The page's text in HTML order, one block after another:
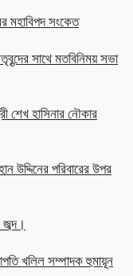
মহাবিপদ সংকেত
সাথে মতবিনিময় সভা
শেখ হাসিনার নৌকার
উদ্দিনের পরিবারের উপর
খলিল সম্পাদক হুমায়ূন